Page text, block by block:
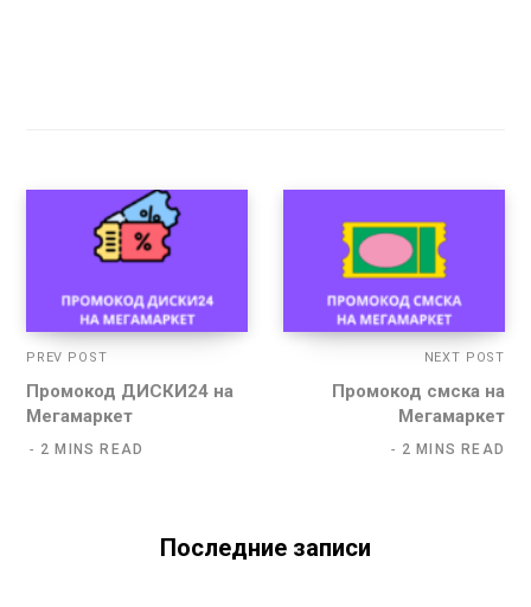
PREV POST
Промокод ДИСКИ24 на
Мегамаркет
2 MINS READ
NEXT POST
Промокод смска на
Мегамаркет
2 MINS READ
Последние записи